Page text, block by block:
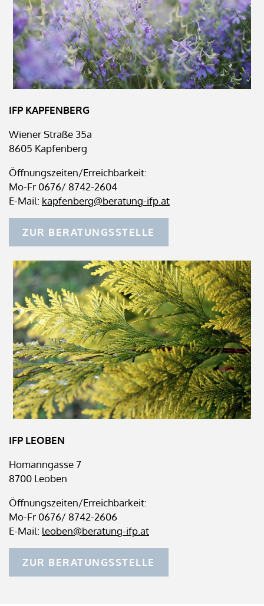
IFP KAPFENBERG
Wiener Straße 35a
8605 Kapfenberg
Öffnungszeiten/Erreichbarkeit:
Mo-Fr 0676/ 8742-2604
E-Mail: kapfenberg@beratung-ifp.at
ZUR BERATUNGSSTELLE
IFP LEOBEN
Homanngasse 7
8700 Leoben
Öffnungszeiten/Erreichbarkeit:
Mo-Fr 0676/ 8742-2606
E-Mail: leoben@beratung-ifp.at
ZUR BERATUNGSSTELLE